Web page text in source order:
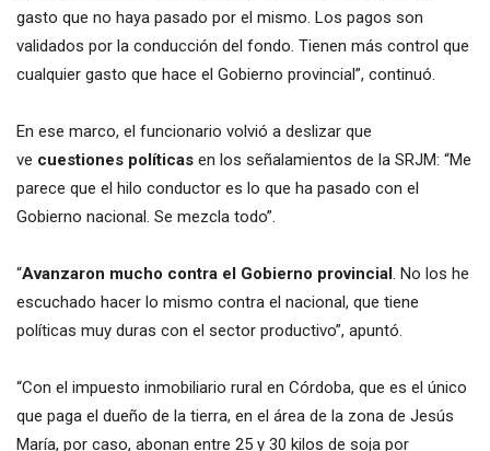
gasto que no haya pasado por el mismo. Los pagos son
validados por la conducción del fondo. Tienen más control que
cualquier gasto que hace el Gobierno provincial”, continuó.
En ese marco, el funcionario volvió a deslizar que
ve cuestiones políticas en los señalamientos de la SRJM: “Me
parece que el hilo conductor es lo que ha pasado con el
Gobierno nacional. Se mezcla todo”.
“Avanzaron mucho contra el Gobierno provincial. No los he
escuchado hacer lo mismo contra el nacional, que tiene
políticas muy duras con el sector productivo”, apuntó.
“Con el impuesto inmobiliario rural en Córdoba, que es el único
que paga el dueño de la tierra, en el área de la zona de Jesús
María, por caso, abonan entre 25 y 30 kilos de soja por